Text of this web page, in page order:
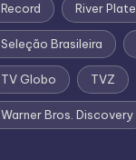
Record River Plate
Seleção Brasileira
TV Globo TVZ
Warner Bros. Discovery